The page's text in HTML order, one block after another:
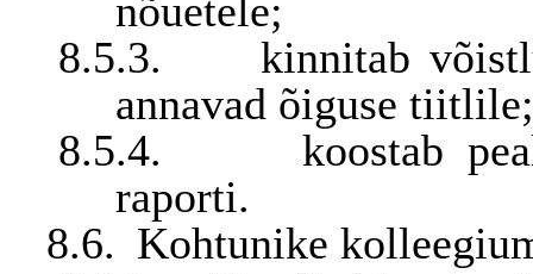
nõuetele;
8.5.3.
kinnitab
annavad õiguse tiitlile;
8.5.4.
koostab
raporti.
8.6. Kohtunike